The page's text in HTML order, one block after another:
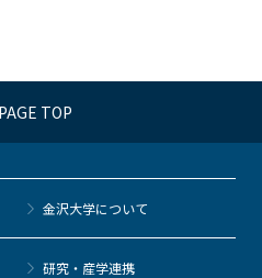
PAGE TOP
金沢大学について
研究・産学連携